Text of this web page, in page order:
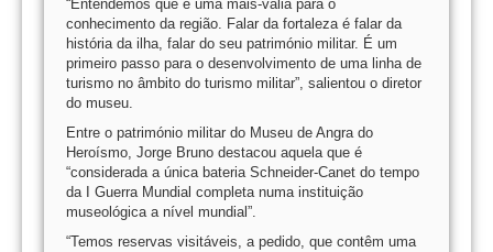
“Entendemos que é uma mais-valia para o
conhecimento da região. Falar da fortaleza é falar da
história da ilha, falar do seu património militar. É um
primeiro passo para o desenvolvimento de uma linha de
turismo no âmbito do turismo militar”, salientou o diretor
do museu.
Entre o património militar do Museu de Angra do
Heroísmo, Jorge Bruno destacou aquela que é
“considerada a única bateria Schneider-Canet do tempo
da I Guerra Mundial completa numa instituição
museológica a nível mundial”.
“Temos reservas visitáveis, a pedido, que contêm uma